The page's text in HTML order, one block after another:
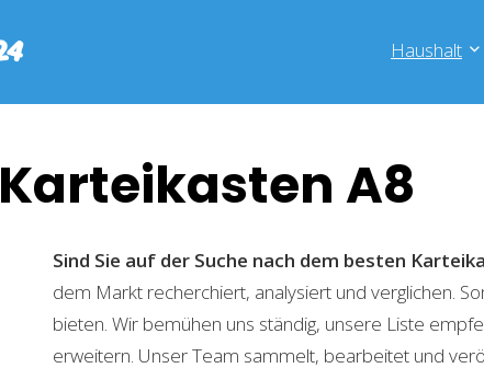
Haushalt
Karteikasten A8
Sind Sie auf der Suche nach dem besten
dem Markt recherchiert, analysiert und verglichen.
bieten. Wir bemühen uns ständig, unsere Liste
erweitern. Unser Team sammelt, bearbeitet und